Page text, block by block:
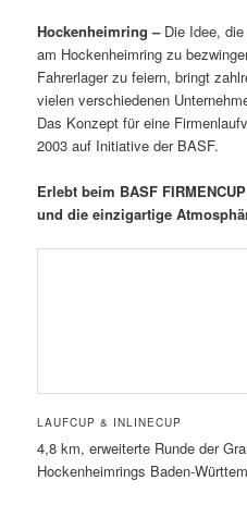
Hockenheimring –Die Idee, die
am Hockenheimring zu
Fahrerlager zu feiern, bringt
vielen verschiedenen
Das Konzept für eine
2003 auf Initiative der BASF.
Erlebt beim BASF
und die einzigartige
LAUFCUP & INLINECUP
4,8 km, erweiterte Runde der
Hockenheimrings Baden-